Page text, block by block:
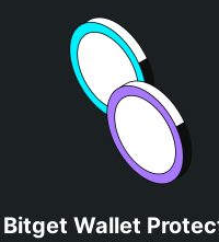
Bitget Wallet